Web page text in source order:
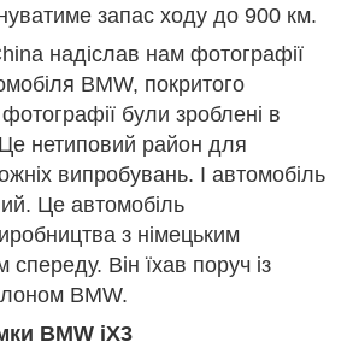
запас ходу до 900 км.
надіслав нам фотографії
BMW, покритого
були зроблені в
нетиповий район для
випробувань. І автомобіль
Це автомобіль
з німецьким
Він їхав поруч із
BMW.
BMW iX3